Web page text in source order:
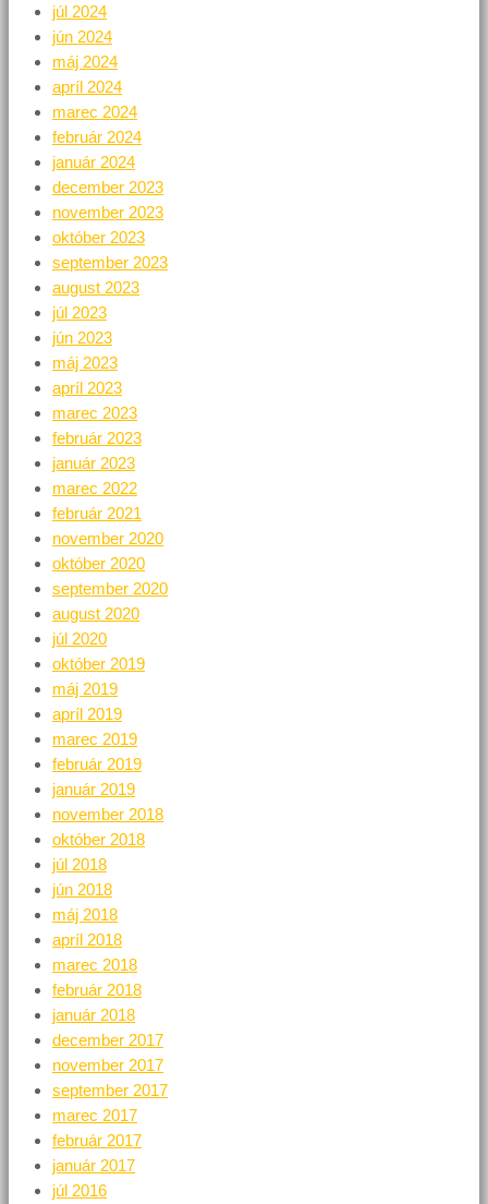
júl 2024
jún 2024
máj 2024
apríl 2024
marec 2024
február 2024
január 2024
december 2023
november 2023
október 2023
september 2023
august 2023
júl 2023
jún 2023
máj 2023
apríl 2023
marec 2023
február 2023
január 2023
marec 2022
február 2021
november 2020
október 2020
september 2020
august 2020
júl 2020
október 2019
máj 2019
apríl 2019
marec 2019
február 2019
január 2019
november 2018
október 2018
júl 2018
jún 2018
máj 2018
apríl 2018
marec 2018
február 2018
január 2018
december 2017
november 2017
september 2017
marec 2017
február 2017
január 2017
júl 2016